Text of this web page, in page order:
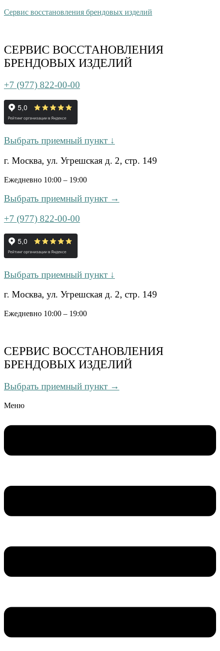
Сервис восстановления брендовых изделий
СЕРВИС ВОССТАНОВЛЕНИЯ
БРЕНДОВЫХ ИЗДЕЛИЙ
+7 (977) 822-00-00
Выбрать приемный пункт ↓
г. Москва, ул. Угрешская д. 2, стр. 149
Ежедневно 10:00 – 19:00
Выбрать приемный пункт →
+7 (977) 822-00-00
Выбрать приемный пункт ↓
г. Москва, ул. Угрешская д. 2, стр. 149
Ежедневно 10:00 – 19:00
СЕРВИС ВОССТАНОВЛЕНИЯ
БРЕНДОВЫХ ИЗДЕЛИЙ
Выбрать приемный пункт →
Меню